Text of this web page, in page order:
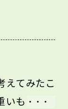
えてみたこ
ものが空